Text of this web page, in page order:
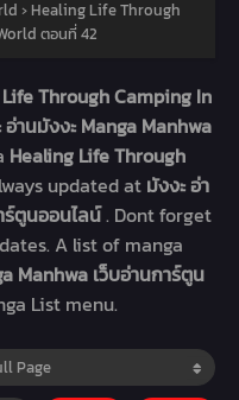
› Healing Life Through
ตอนที่ 42
Through Camping In
อ่านมังงะ Manga Manhwa
Healing Life Through
updated at มังงะ อ่า
ร์ตูนออนไลน์. Dont forget
A list of manga
Manhwa เว็บอ่านการ์ตูน
List menu.